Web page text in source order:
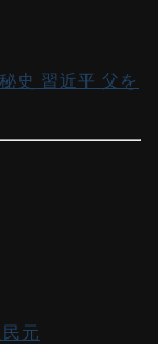
史 習近平 父を
元